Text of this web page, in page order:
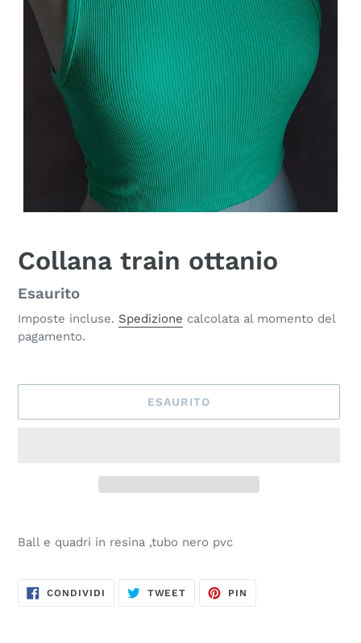
Collana train ottanio
Disponibilità
Esaurito
Imposte incluse. Spedizione calcolata al momento del
pagamento.
ESAURITO
del
prodotto
carrello
Ball e quadri in resina ,tubo nero pvc
CONDIVIDI CONDIVIDITWEET TWITTA PIN